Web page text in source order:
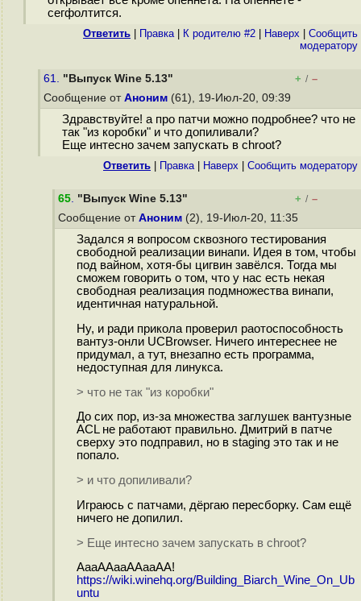
сегфолтится.
Ответить Правка| К родителю #2 Наверх
Cообщить
модератору
61. "Выпуск Wine 5.13" + / –
Сообщение от Аноним (61), 19-Июл-20, 09:39
Здравствуйте! а про патчи можно подробнее? что не
так "из коробки" и что допиливали?
Еще интесно зачем запускать в chroot?
Ответить Правка| Наверх Cообщить модератору
65. "Выпуск Wine 5.13" + / –
Сообщение от Аноним (2), 19-Июл-20, 11:35
Задался я вопросом сквозного тестирования
свободной реализации винапи. Идея в том, чтобы
под вайном, хотя-бы цигвин завёлся. Тогда мы
сможем говорить о том, что у нас есть некая
свободная реализация подмножества винапи,
идентичная натуральной.
Ну, и ради прикола проверил раотоспособность
вантуз-онли UCBrowser. Ничего интереснее не
придумал, а тут, внезапно есть программа,
недоступная для линукса.
> что не так "из коробки"
До сих пор, из-за множества заглушек вантузные
ACL не работают правильно. Дмитрий в патче
сверху это подправил, но в staging это так и не
попало.
> и что допиливали?
Играюсь с патчами, дёргаю пересборку. Сам ещё
ничего не допилил.
> Еще интесно зачем запускать в chroot?
АааААааААааАА!
https://wiki.winehq.org/Building_Biarch_Wine_On_Ub
untu